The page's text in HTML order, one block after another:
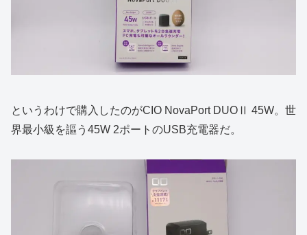
というわけで購入したのがCIO NovaPort DUOⅡ 45W。世
界最小級を謳う45W 2ポートのUSB充電器だ。